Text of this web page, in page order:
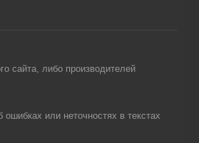
сайта, либо производителей
или неточностях в текстах